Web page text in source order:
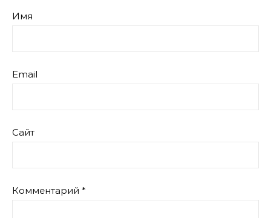
Имя
Email
Сайт
Комментарий *